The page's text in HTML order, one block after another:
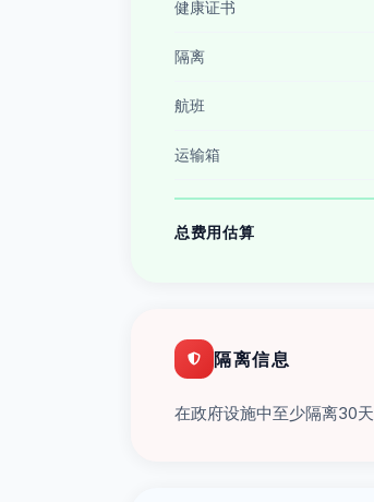
健康证书
隔离
航班
运输箱
总费用估算
隔离信息
在政府设施中至少隔离30天